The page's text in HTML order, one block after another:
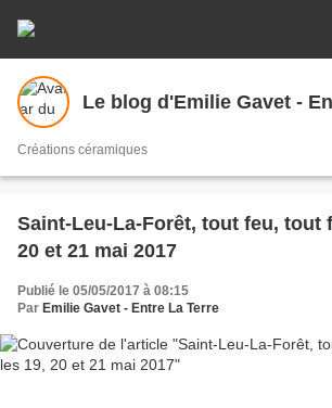
Le blog d'Emilie Gavet -
Créations céramiques
Saint-Leu-La-Forêt, tout feu, tout
20 et 21 mai 2017
Publié le 05/05/2017 à 08:15
Par Emilie Gavet - Entre La Terre